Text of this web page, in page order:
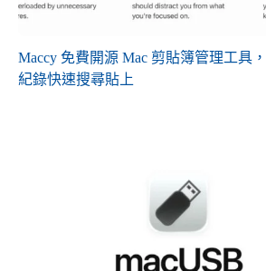
Maccy 免費開源 Mac 剪貼簿管理工具
紀錄快速搜尋貼上